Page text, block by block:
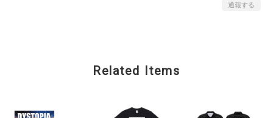
通報する
Related Items